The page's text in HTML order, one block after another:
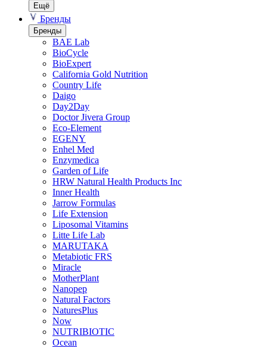
Ещё
Бренды
Бренды
BAE Lab
BioCycle
BioExpert
California Gold Nutrition
Country Life
Daigo
Day2Day
Doctor Jivera Group
Eco-Element
EGENY
Enhel Med
Enzymedica
Garden of Life
HRW Natural Health Products Inc
Inner Health
Jarrow Formulas
Life Extension
Liposomal Vitamins
Litte Life Lab
MARUTAKA
Metabiotic FRS
Miracle
MotherPlant
Nanopep
Natural Factors
NaturesPlus
Now
NUTRIBIOTIC
Ocean